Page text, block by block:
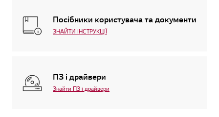
Посібники користувача та документи
ЗНАЙТИ ІНСТРУКЦІЇ
ПЗ і драйвери
Знайти ПЗ і драйвери